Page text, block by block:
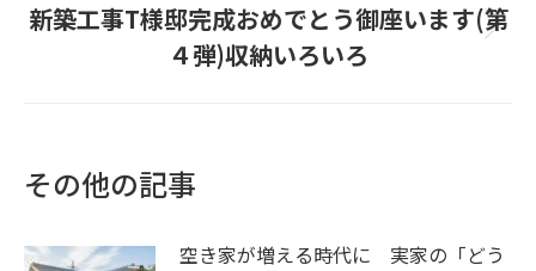
Next
post:
新築工事T様邸完成おめでとう御座います(第
４弾)収納いろいろ
その他の記事
空き家が増える時代に 実家の「どう